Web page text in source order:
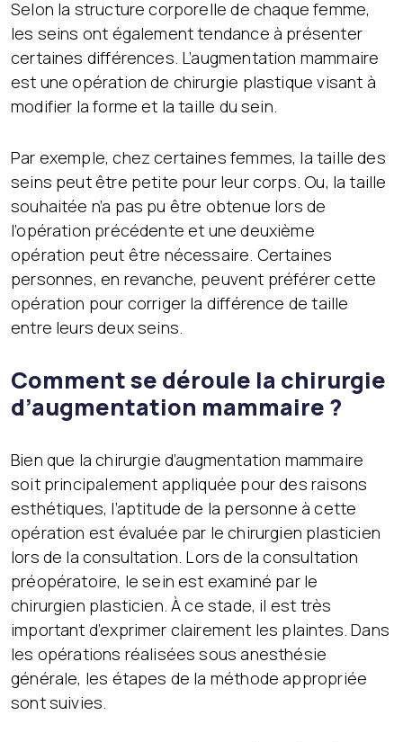
Selon la structure corporelle de chaque femme,
les seins ont également tendance à présenter
certaines différences. L’augmentation mammaire
est une opération de chirurgie plastique visant à
modifier la forme et la taille du sein.
Par exemple, chez certaines femmes, la taille des
seins peut être petite pour leur corps. Ou, la taille
souhaitée n’a pas pu être obtenue lors de
l’opération précédente et une deuxième
opération peut être nécessaire. Certaines
personnes, en revanche, peuvent préférer cette
opération pour corriger la différence de taille
entre leurs deux seins.
Comment se déroule la chirurgie
d’augmentation mammaire ?
Bien que la chirurgie d’augmentation mammaire
soit principalement appliquée pour des raisons
esthétiques, l’aptitude de la personne à cette
opération est évaluée par le chirurgien plasticien
lors de la consultation. Lors de la consultation
préopératoire, le sein est examiné par le
chirurgien plasticien. À ce stade, il est très
important d’exprimer clairement les plaintes. Dans
les opérations réalisées sous anesthésie
générale, les étapes de la méthode appropriée
sont suivies.